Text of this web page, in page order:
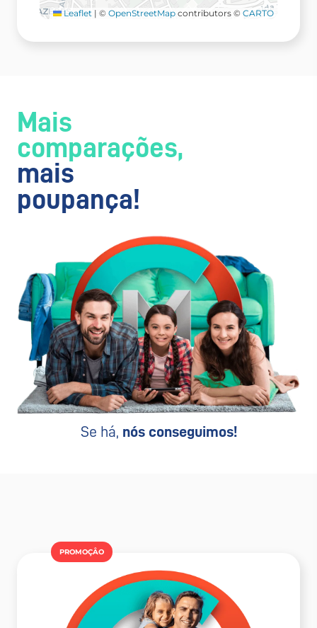
Leaflet | © OpenStreetMap contributors © CARTO
Mais
comparações,
mais
poupança!
Se há, nós conseguimos!
PROMOÇÂO